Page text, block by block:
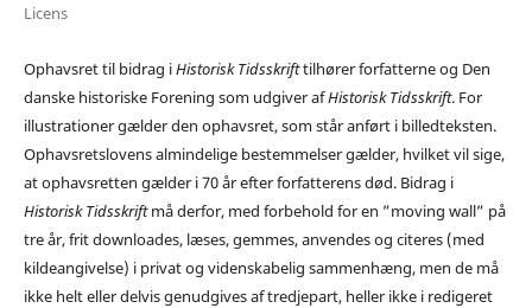
Licens
Ophavsret til bidrag iHistorisk Tidsskrifttilhører forfatterne og Den
danske historiske Forening som udgiver afHistorisk Tidsskrift. For
illustrationer gælder den ophavsret, som står anført i billedteksten.
Ophavsretslovens almindelige bestemmelser gælder, hvilket vil sige,
at ophavsretten gælder i 70 år efter forfatterens død. Bidrag i
Historisk Tidsskriftmå derfor, med forbehold for en ”moving wall” på
tre år, frit downloades, læses, gemmes, anvendes og citeres (med
kildeangivelse) i privat og videnskabelig sammenhæng, men de må
ikke helt eller delvis genudgives af tredjepart, heller ikke i redigeret